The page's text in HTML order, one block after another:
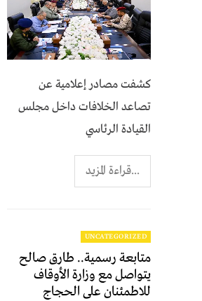
كشفت مصادر إعلامية عن
تصاعد الخلافات داخل مجلس
القيادة الرئاسي
...قراءة المزيد
UNCATEGORIZED
متابعة رسمية.. طارق صالح
يتواصل مع وزارة الأوقاف
للاطمئنان على الحجاج